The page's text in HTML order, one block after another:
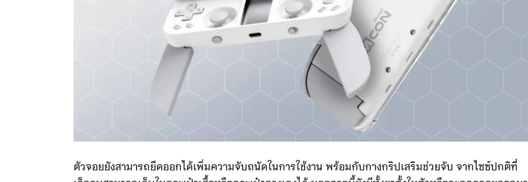
ตัวจอยยังสามารถยืดออกได้เพิ่มความจับถนัดในการใช้งาน พร้อมกับกางกริปเสริมช่วยจับ จากไซซ์ปกติที่